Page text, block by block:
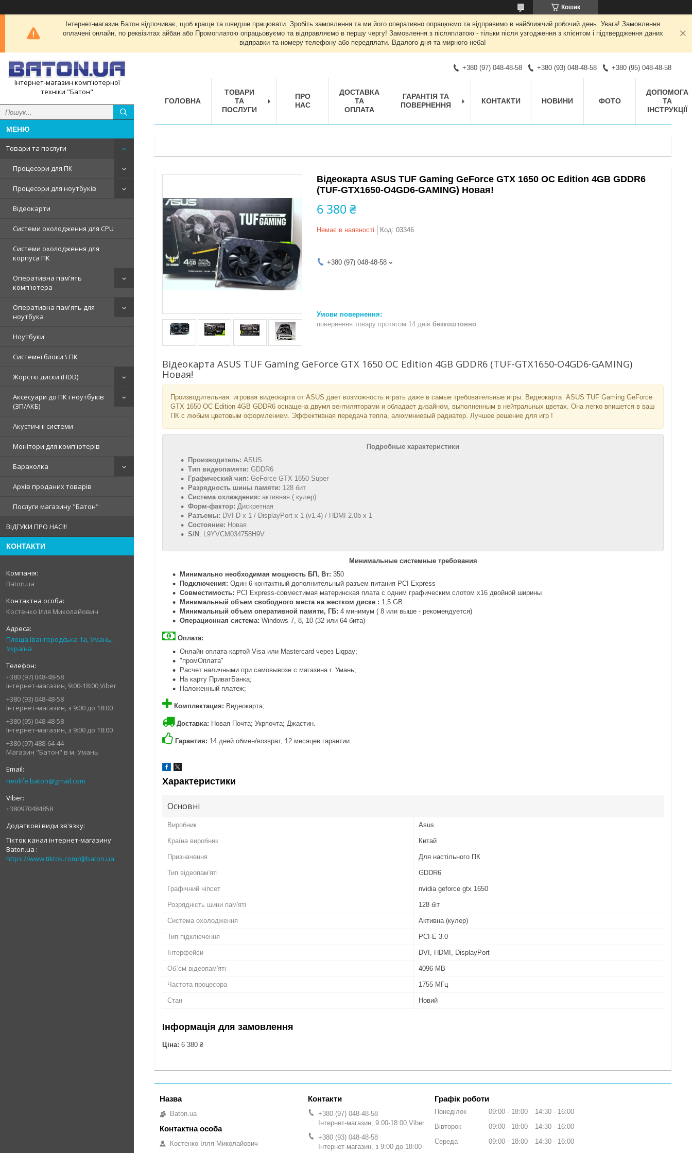
Кошик
Інтернет-магазин Батон відпочиває, щоб краще та швидше працювати. Зробіть замовлення та ми його оперативно опрацюємо та відправимо в найближчий робочий день. Увага! Замовлення
оплачені онлайн, по реквізитах айбан або Промоплатою опрацьовуємо та відправляємо в першу чергу! Замовлення з післяплатою - тільки після узгодження з клієнтом і підтвердження даних
відправки та номеру телефону або передплати. Вдалого дня та мирного неба!
Інтернет-магазин комп'ютерної
техніки "Батон"
Товари та послуги
Процесори для ПК
Процесори для ноутбуків
Відеокарти
Системи охолодження для CPU
Системи охолодження для
корпуса ПК
Оперативна пам'ять
комп'ютера
Оперативна пам'ять для
ноутбука
Ноутбуки
Системні блоки \ ПК
Жорсткі диски (HDD)
Аксесуари до ПК і ноутбуків
(ЗП/АКБ)
Акустичні системи
Монітори для комп'ютерів
Барахолка
Архів проданих товарів
Послуги магазину "Батон"
ВІДГУКИ ПРО НАС!!!
КОНТАКТИ
Baton.ua
Костенко Ілля Миколайович
Площа Івангородська 1а, Умань,
Україна
+380 (97) 048-48-58
Інтернет-магазин, 9:00-18:00,Viber
+380 (93) 048-48-58
Інтернет-магазин, з 9:00 до 18:00
+380 (95) 048-48-58
Інтернет-магазин, з 9:00 до 18:00
+380 (97) 488-64-44
Магазин "Батон" в м. Умань
neolife.baton@gmail.com
+380970484858
Тікток канал інтернет-магазину
Baton.ua
https://www.tiktok.com/@baton.ua
+380 (97) 048-48-58 +380 (93) 048-48-58 +380 (95) 048-48-58
ГОЛОВНА
ТОВАРИ
ТА
ПОСЛУГИ
ПРО
НАС
ДОСТАВКА
ТА
ОПЛАТА
ГАРАНТІЯ ТА
ПОВЕРНЕННЯ
КОНТАКТИ НОВИНИ ФОТО
ДОПОМОГА
ТА
ІНСТРУКЦІЇ
Відеокарта ASUS TUF Gaming GeForce GTX 1650 OC Edition 4GB GDDR6
(TUF-GTX1650-O4GD6-GAMING) Новая!
6 380 ₴
Немає в наявності Код: 03346
+380 (97) 048-48-58
повернення товару протягом 14 днів безкоштовно
Відеокарта ASUS TUF Gaming GeForce GTX 1650 OC Edition 4GB GDDR6 (TUF-GTX1650-O4GD6-GAMING)
Новая!
Производительная игровая видеокарта от ASUS дает возможность играть даже в самые требовательные игры. Видеокарта ASUS TUF Gaming GeForce
GTX 1650 OC Edition 4GB GDDR6 оснащена двумя вентиляторами и обладает дизайном, выполненным в нейтральных цветах. Она легко впишется в ваш
ПК с любым цветовым оформлением. Эффективная передача тепла, алюминиевый радиатор. Лучшее решение для игр !
Подробные характеристики
Производитель: ASUS
Тип видеопамяти: GDDR6
Графический чип: GeForce GTX 1650 Super
Разрядность шины памяти: 128 бит
Система охлаждения: активная ( кулер)
Форм-фактор: Дискретная
Разъемы: DVI-D x 1 / DisplayPort x 1 (v1.4) / HDMI 2.0b x 1
Состояние: Новая
S/N : L9YVCM034758H9V
Минимальные системные требования
Минимально необходимая мощность БП, Вт: 350
Подключения: Один 6-контактный дополнительный разъем питания PCI Express
Совместимость: PCI Express-совместимая материнская плата с одним графическим слотом x16 двойной ширины
Минимальный объем свободного места на жестком диске : 1,5 GB
Минимальный объем оперативной памяти, ГБ: 4 минимум ( 8 или выше - рекомендуется)
Операционная система: Windows 7, 8, 10 (32 или 64 бита)
Оплата:
Онлайн оплата картой Visa или Mastercard через Liqpay;
"промОплата"
Расчет наличными при самовывозе с магазина г. Умань;
На карту ПриватБанка;
Наложенный платеж;
Комплектация: Видеокарта;
Доставка: Новая Почта; Укрпочта; Джастин.
Гарантия: 14 дней обмен/возврат, 12 месяцев гарантии.
Характеристики
Основні
Виробник Asus
Країна виробник Китай
Призначення Для настільного ПК
Тип відеопам'яті GDDR6
Графічний чіпсет nvidia geforce gtx 1650
Розрядність шини пам'яті 128 біт
Система охолодження Активна (кулер)
Тип підключення PCI-E 3.0
Інтерфейси DVI, HDMI, DisplayPort
Об`єм відеопам'яті 4096 MB
Частота процесора 1755 МГц
Стан Новий
Інформація для замовлення
Ціна: 6 380 ₴
Baton.ua
Костенко Ілля Миколайович
+380 (97) 048-48-58
Інтернет-магазин, 9:00-18:00,Viber
+380 (93) 048-48-58
Інтернет-магазин, з 9:00 до 18:00
Графік роботи
Понеділок 09:00 18:00 14:30
16:00
Вівторок
09:00 18:00 14:30
16:00
Середа
09:00 18:00 14:30
16:00